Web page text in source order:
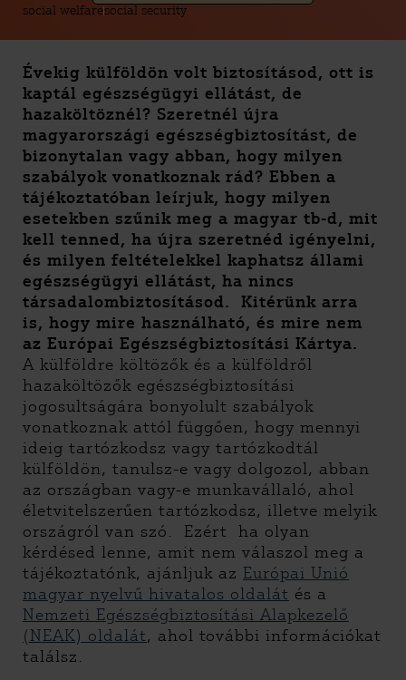
social welfaresocial security
Évekig külföldön volt biztosításod, ott is
kaptál egészségügyi ellátást, de
hazaköltöznél? Szeretnél újra
magyarországi egészségbiztosítást, de
bizonytalan vagy abban, hogy milyen
szabályok vonatkoznak rád? Ebben a
tájékoztatóban leírjuk, hogy milyen
esetekben szűnik meg a magyar tb-d, mit
kell tenned, ha újra szeretnéd igényelni,
és milyen feltételekkel kaphatsz állami
egészségügyi ellátást, ha nincs
társadalombiztosításod. Kitérünk arra
is, hogy mire használható, és mire nem
az Európai Egészségbiztosítási Kártya.
A külföldre költözők és a külföldről
hazaköltözők egészségbiztosítási
jogosultságára bonyolult szabályok
vonatkoznak attól függően, hogy mennyi
ideig tartózkodsz vagy tartózkodtál
külföldön, tanulsz-e vagy dolgozol, abban
az országban vagy-e munkavállaló, ahol
életvitelszerűen tartózkodsz, illetve melyik
országról van szó. Ezért ha olyan
kérdésed lenne, amit nem válaszol meg a
tájékoztatónk, ajánljuk az Európai Unió
magyar nyelvű hivatalos oldalát és a
Nemzeti Egészségbiztosítási Alapkezelő
(NEAK) oldalát, ahol további információkat
találsz.